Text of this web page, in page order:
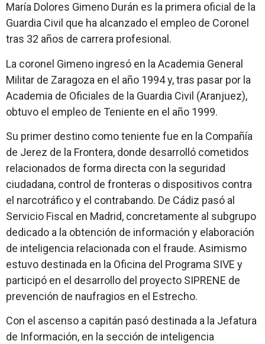
María Dolores Gimeno Durán es la primera oficial de la
Guardia Civil que ha alcanzado el empleo de Coronel
tras 32 años de carrera profesional.
La coronel Gimeno ingresó en la Academia General
Militar de Zaragoza en el año 1994 y, tras pasar por la
Academia de Oficiales de la Guardia Civil (Aranjuez),
obtuvo el empleo de Teniente en el año 1999.
Su primer destino como teniente fue en la Compañía
de Jerez de la Frontera, donde desarrolló cometidos
relacionados de forma directa con la seguridad
ciudadana, control de fronteras o dispositivos contra
el narcotráfico y el contrabando. De Cádiz pasó al
Servicio Fiscal en Madrid, concretamente al subgrupo
dedicado a la obtención de información y elaboración
de inteligencia relacionada con el fraude. Asimismo
estuvo destinada en la Oficina del Programa SIVE y
participó en el desarrollo del proyecto SIPRENE de
prevención de naufragios en el Estrecho.
Con el ascenso a capitán pasó destinada a la Jefatura
de Información, en la sección de inteligencia